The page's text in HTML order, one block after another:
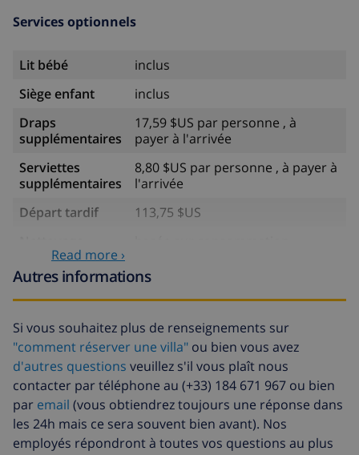
Services optionnels
Lit bébé
inclus
Siège enfant
inclus
Draps
supplémentaires
17,59 $US par personne , à
payer à l'arrivée
Serviettes
supplémentaires
8,80 $US par personne , à payer à
l'arrivée
Départ tardif
113,75 $US
supplémentaire
Fonds
d'annulation:
4.80% du montant total
Read more ›
Autres informations
Si vous souhaitez plus de renseignements sur
"comment réserver une villa" ou bien vous avez
d'autres questions veuillez s'il vous plaît nous
contacter par téléphone au (+33) 184 671 967 ou bien
par email (vous obtiendrez toujours une réponse dans
les 24h mais ce sera souvent bien avant). Nos
employés répondront à toutes vos questions au plus